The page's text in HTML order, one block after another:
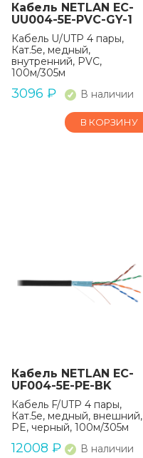
Кабель NETLAN EC-
UU004-5E-PVC-GY-1
Кабель U/UTP 4 пары,
Кат.5e, медный,
внутренний, PVC,
100м/305м
3096 ₽ В наличии
В КОРЗИНУ
Кабель NETLAN EC-
UF004-5E-PE-BK
Кабель F/UTP 4 пары,
Кат.5е, медный, внешний,
PE, черный, 100м/305м
12008 ₽ В наличии